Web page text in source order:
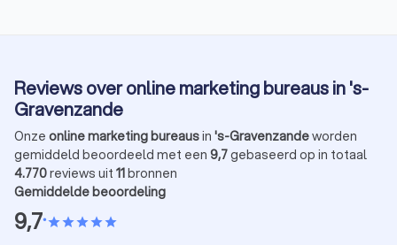
Reviews over online marketing bureaus in 's-
Gravenzande
Onze online marketing bureausin 's-Gravenzandeworden
gemiddeld beoordeeld met een 9,7gebaseerd op in totaal
4.770reviews uit 11bronnen
Gemiddelde beoordeling
9,7•starstarstarstarstar